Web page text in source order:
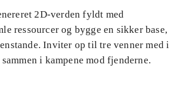
2D-verden fyldt med
ressourcer og bygge en sikker base,
Inviter op til tre venner med i
i kampene mod fjenderne.